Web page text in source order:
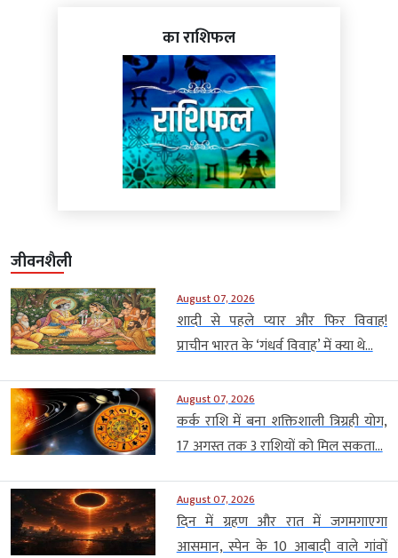
का राशिफल
जीवनशैली
August 07, 2026
शादी से पहले प्यार और फिर विवाह!
प्राचीन भारत के ‘गंधर्व विवाह’ में क्या थे...
August 07, 2026
कर्क राशि में बना शक्तिशाली त्रिग्रही योग,
17 अगस्त तक 3 राशियों को मिल सकता...
August 07, 2026
दिन में ग्रहण और रात में जगमगाएगा
आसमान, स्पेन के 10 आबादी वाले गांवों